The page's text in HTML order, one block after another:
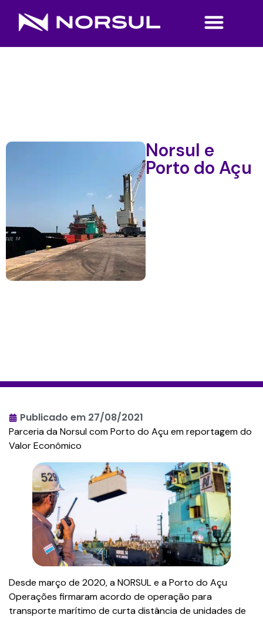
Norsul e
Porto do Açu
Publicado em 27/08/2021
Parceria da Norsul com Porto do Açu em reportagem do
Valor Econômico
Desde março de 2020, a NORSUL e a Porto do Açu
Operações firmaram acordo de operação para
transporte marítimo de curta distância de unidades de